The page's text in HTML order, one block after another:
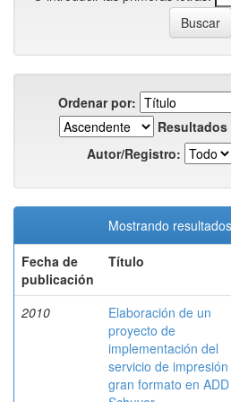
Ordenar por:
Autor/Registro:
Mostrando
Fecha de
publicación
Título
2010
Elaboración de un
proyecto de
implementación del
servicio de
gran formato en ADD